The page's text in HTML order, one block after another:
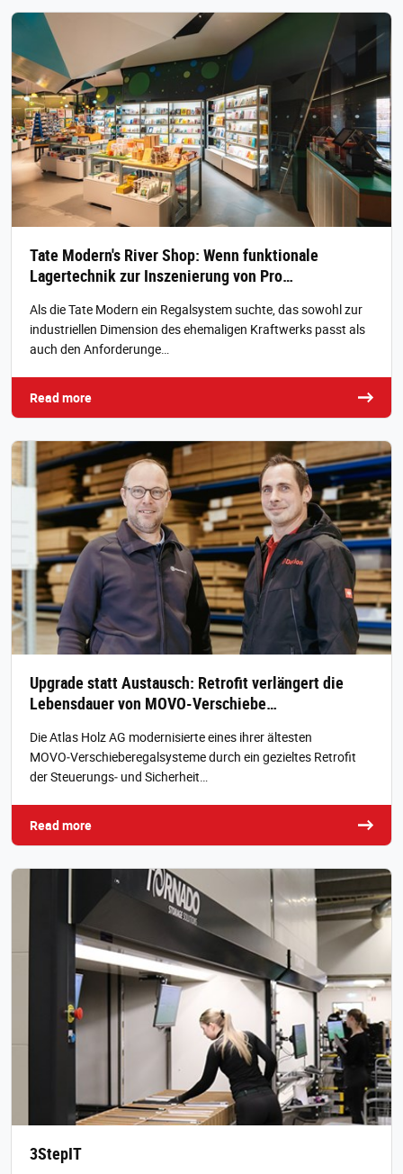
Tate Modern's River Shop: Wenn funktionale
Lagertechnik zur Inszenierung von Pro…
Als die Tate Modern ein Regalsystem suchte, das sowohl zur
industriellen Dimension des ehemaligen Kraftwerks passt als
auch den Anforderunge…
Read more
Upgrade statt Austausch: Retrofit verlängert die
Lebensdauer von MOVO-Verschiebe…
Die Atlas Holz AG modernisierte eines ihrer ältesten
MOVO‑Verschieberegalsysteme durch ein gezieltes Retrofit
der Steuerungs‑ und Sicherheit…
Read more
3StepIT